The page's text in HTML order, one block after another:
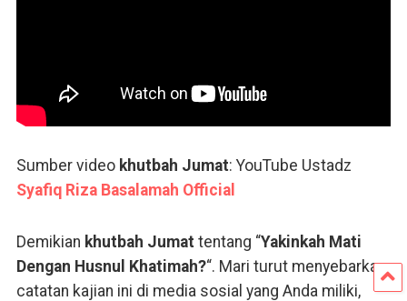
Sumber video khutbah Jumat: YouTube Ustadz
Syafiq Riza Basalamah Official
Demikian khutbah Jumat tentang “Yakinkah Mati
Dengan Husnul Khatimah?“. Mari turut menyebarkan
catatan kajian ini di media sosial yang Anda miliki,